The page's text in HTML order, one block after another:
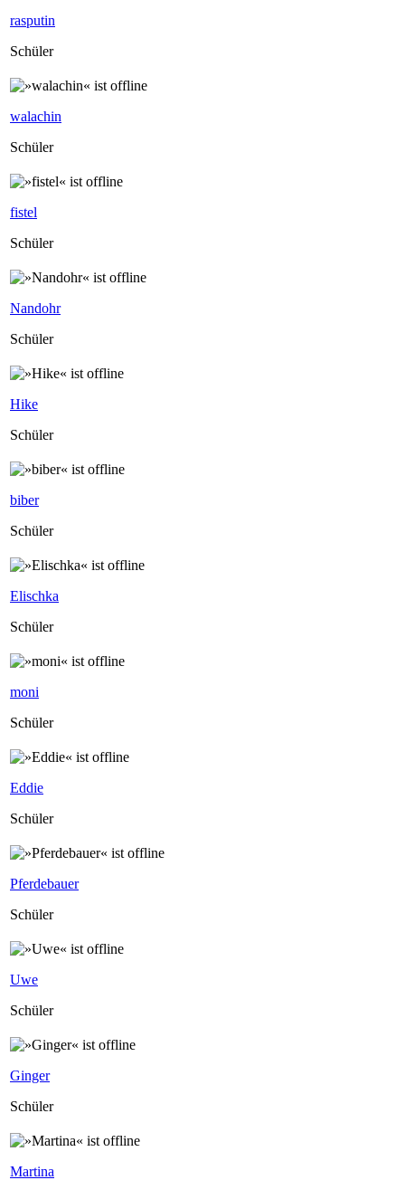
rasputin
Schüler
walachin
Schüler
fistel
Schüler
Nandohr
Schüler
Hike
Schüler
biber
Schüler
Elischka
Schüler
moni
Schüler
Eddie
Schüler
Pferdebauer
Schüler
Uwe
Schüler
Ginger
Schüler
Martina